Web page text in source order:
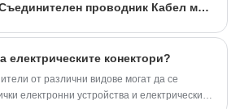
Yazaki 7186-8846 Съединителен проводник Кабел мъжки женски калайдисан меден материал
електрическите конектори?
от различни видове могат да се
електронни устройства и електрическите